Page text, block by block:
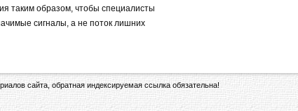
таким образом, чтобы специалисты
сигналы, а не поток лишних
сайта, обратная индексируемая ссылка обязательна!